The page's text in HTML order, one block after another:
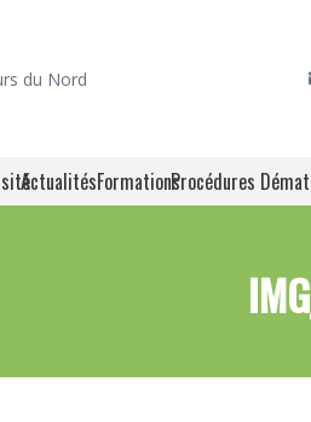
du Nord
ActualitésFormationsProcédures